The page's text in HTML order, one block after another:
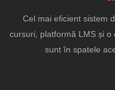
Cel mai eficient sistem
cursuri, platformă LMS și
sunt în spatele